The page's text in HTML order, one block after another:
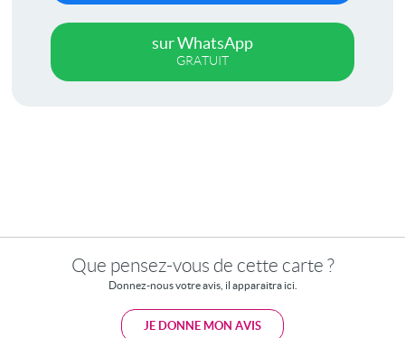
sur WhatsApp
GRATUIT
Que pensez-vous de cette carte ?
Donnez-nous votre avis, il apparaitra ici.
JE DONNE MON AVIS